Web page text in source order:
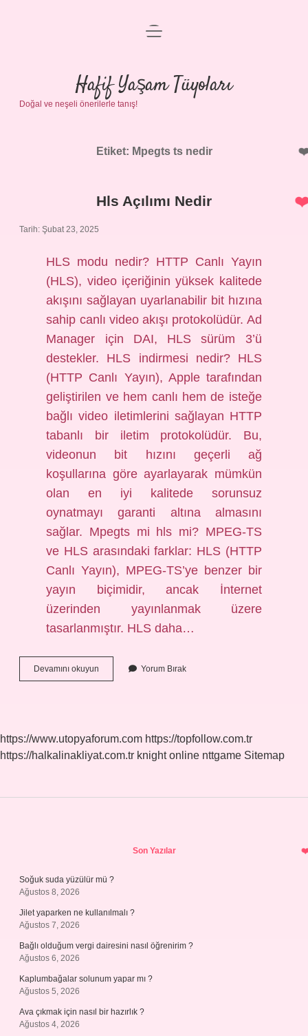
Anasayfa
Gizlilik Politikası
Yasal Uyarı
menüyü
Hafif Yaşam Tüyoları
Doğal ve neşeli önerilerle tanış!
Etiket: Mpegts ts nedir
Hls Açılımı Nedir
Tarih: Şubat 23, 2025
HLS modu nedir? HTTP Canlı Yayın
(HLS), video içeriğinin yüksek kalitede
akışını sağlayan uyarlanabilir bit hızına
sahip canlı video akışı protokolüdür. Ad
Manager için DAI, HLS sürüm 3’ü
destekler. HLS indirmesi nedir? HLS
(HTTP Canlı Yayın), Apple tarafından
geliştirilen ve hem canlı hem de isteğe
bağlı video iletimlerini sağlayan HTTP
tabanlı bir iletim protokolüdür. Bu,
videonun bit hızını geçerli ağ
koşullarına göre ayarlayarak mümkün
olan en iyi kalitede sorunsuz
oynatmayı garanti altına almasını
sağlar. Mpegts mi hls mi? MPEG-TS
ve HLS arasındaki farklar: HLS (HTTP
Canlı Yayın), MPEG-TS’ye benzer bir
yayın biçimidir, ancak İnternet
üzerinden yayınlanmak üzere
tasarlanmıştır. HLS daha…
Devamını okuyun
Açılımı
Yorum Bırak
https://www.utopyaforum.com https://topfollow.com.tr
https://halkalinakliyat.com.tr knight online nttgame Sitemap
Son Yazılar
Soğuk suda yüzülür mü ?
Ağustos 8, 2026
Jilet yaparken ne kullanılmalı ?
Ağustos 7, 2026
Bağlı olduğum vergi dairesini nasıl öğrenirim ?
Ağustos 6, 2026
Kaplumbağalar solunum yapar mı ?
Ağustos 5, 2026
Ava çıkmak için nasıl bir hazırlık ?
Ağustos 4, 2026